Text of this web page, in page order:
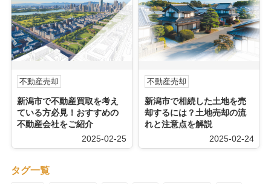
不動産売却
新潟市で不動産買取を考え
ている方必見！おすすめの
不動産会社をご紹介
2025-02-25
不動産売却
新潟市で相続した土地を売
却するには？土地売却の流
れと注意点を解説
2025-02-24
タグ一覧